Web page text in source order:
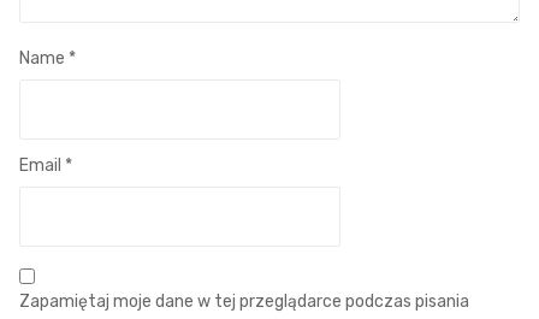
Name *
Email *
Zapamiętaj moje dane w tej przeglądarce podczas pisania